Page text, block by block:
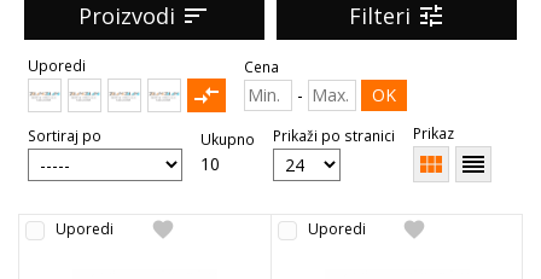
Proizvodi sort Filteri tune
Uporedi
compare_arrows
Cena
- OK
Sortiraj po Ukupno
10
Prikaži po stranici Prikaz
view_module reorder
favorite
Uporedi favorite
Uporedi